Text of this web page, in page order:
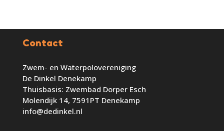
Contact
Zwem- en Waterpolovereniging
De Dinkel Denekamp
Thuisbasis: Zwembad Dorper Esch
Molendijk 14, 7591PT Denekamp
info@dedinkel.nl